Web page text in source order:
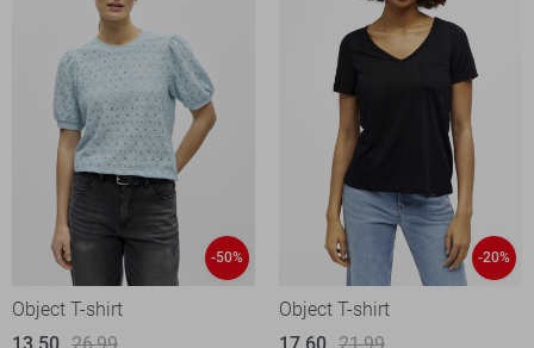
-50%
Object T-shirt
-20%
Object T-shirt